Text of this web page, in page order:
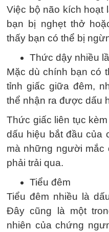
Việc bộ não kích hoạt
bạn bị nghẹt thở
thấy bạn có thể bị
Thức dậy nhiều
Mặc dù chính bạn có
tỉnh giấc giữa đêm,
thể nhận ra được dấu
Thức giấc liên tục
dấu hiệu bắt đầu của
mà những người mắc
phải trải qua.
Tiểu đêm
Tiểu đêm nhiều là
Đây cũng là một
nhiên của chứng